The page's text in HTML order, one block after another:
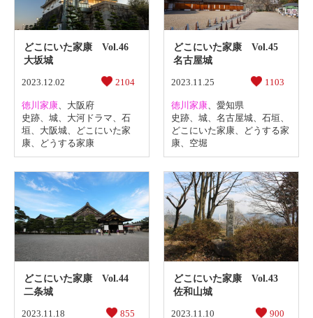
どこにいた家康 Vol.46
大坂城
2023.12.02 2104
徳川家康
大阪府
史跡
城 大河ドラマ
石
垣
大阪城
どこにいた家
康
どうする家康
どこにいた家康 Vol.45
名古屋城
2023.11.25 1103
徳川家康
愛知県
史跡
城 名古屋城 石垣
どこにいた家康
どうする家
康
空堀
どこにいた家康 Vol.44
二条城
2023.11.18 855
どこにいた家康 Vol.43
佐和山城
2023.11.10 900